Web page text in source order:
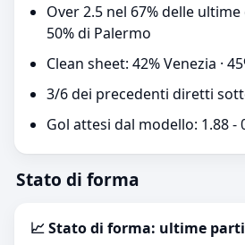
Over 2.5 nel 67% delle ultime
50% di Palermo
Clean sheet: 42% Venezia ·
3/6 dei precedenti diretti
Gol attesi dal modello: 1.88 -
Stato di forma
📈 Stato di forma: ultime